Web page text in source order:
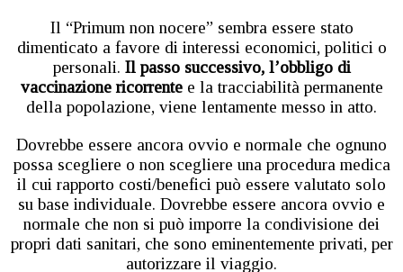
Il “Primum non nocere” sembra essere stato
dimenticato a favore di interessi economici, politici o
personali. Il passo successivo, l’obbligo di
vaccinazione ricorrente e la tracciabilità permanente
della popolazione, viene lentamente messo in atto.
Dovrebbe essere ancora ovvio e normale che ognuno
possa scegliere o non scegliere una procedura medica
il cui rapporto costi/benefici può essere valutato solo
su base individuale. Dovrebbe essere ancora ovvio e
normale che non si può imporre la condivisione dei
propri dati sanitari, che sono eminentemente privati, per
autorizzare il viaggio.